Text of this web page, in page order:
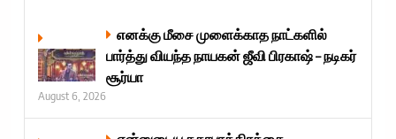
எனக்கு மீசை முளைக்காத நாட்களில்
பார்த்து வியந்த நாயகன் ஜீவி பிரகாஷ் – நடிகர்
சூர்யா
August 6, 2026